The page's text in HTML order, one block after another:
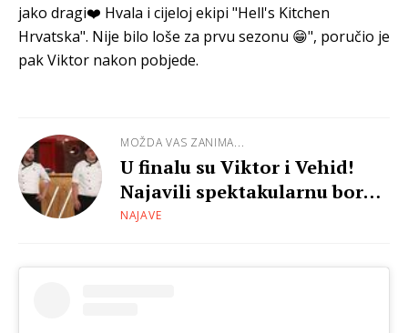
jako dragi❤️ Hvala i cijeloj ekipi "Hell's Kitchen
Hrvatska". Nije bilo loše za prvu sezonu 😁", poručio je
pak Viktor nakon pobjede.
MOŽDA VAS ZANIMA...
U finalu su Viktor i Vehid!
Najavili spektakularnu borbu
za pobjedu
NAJAVE